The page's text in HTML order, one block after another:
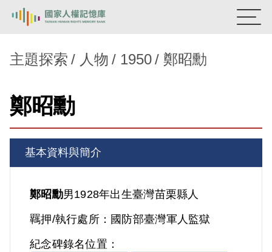
新生訓導處
主題探索
背景知識
關於我們
意見信箱
主題探索 人物 1950 鄭昭勳
鄭昭勳
基本資料與簡介
鄭昭勳男1928年出生臺灣苗栗縣人
羈押/執行處所： 國防部臺灣軍人監獄
紀念碑錄名位置：